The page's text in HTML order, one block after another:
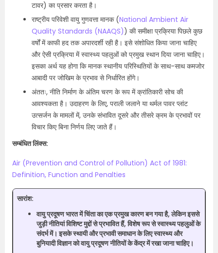
टावर) का प्रसार करता है।
राष्ट्रीय परिवेशी वायु गुणवत्ता मानक (National Ambient Air
Quality Standards (NAAQS)) की समीक्षा प्रक्रिया पिछले कुछ
वर्षों में काफी हद तक अपारदर्शी रही है। इसे संशोधित किया जाना चाहिए
और ऐसी प्रक्रिया में स्वास्थ्य पहलुओं को प्रमुख स्थान दिया जाना चाहिए।
इसका अर्थ यह होगा कि मानक स्थानीय परिस्थितियों के साथ-साथ कमजोर
आबादी पर जोखिम के प्रभाव से निर्धारित होंगे।
अंततः, नीति निर्माण के अंतिम चरण के रूप में क्रांतिकारी सोच की
आवश्यकता है। उदाहरण के लिए, पराली जलाने या थर्मल पावर प्लांट
उत्सर्जन के मामलों में, उनके संभावित दूसरे और तीसरे क्रम के प्रभावों पर
विचार किए बिना निर्णय लिए जाते हैं।
सम्बंधित लिंक्स:
Air (Prevention and Control of Pollution) Act of 1981:
Definition, Function and Penalties
सारांश:
वायु प्रदूषण भारत में चिंता का एक प्रमुख कारण बन गया है, लेकिन इससे
जुड़ी नीतियां विशिष्ट मुद्दों से प्रभावित हैं, विशेष रूप से स्वास्थ्य पहलुओं के
संदर्भ में। इसके स्थायी और प्रभावी समाधान के लिए स्वास्थ्य और
बुनियादी विज्ञान को वायु प्रदूषण नीतियों के केंद्र में रखा जाना चाहिए।